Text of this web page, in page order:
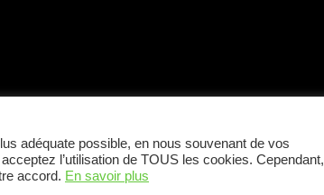
adéquate possible, en nous souvenant de vos
l’utilisation de TOUS les cookies. Cependant,
accord. En savoir plus